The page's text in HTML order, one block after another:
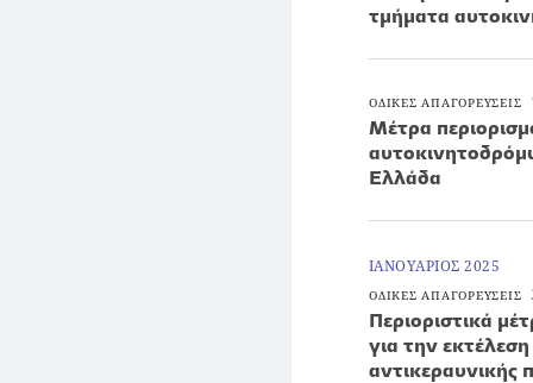
τμήματα
ΟΔΙΚΕΣ ΑΠΑΓΟΡΕΥΣΕΙΣ
Μέτρα
Ελλάδα
ΙΑΝΟΥΑΡΙΟΣ 2025
ΟΔΙΚΕΣ ΑΠΑΓΟΡΕΥΣΕΙΣ
Περιοριστικά
για την
αντικεραυνικής